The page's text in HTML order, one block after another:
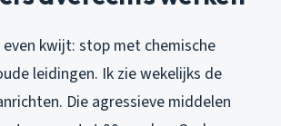
kwijt: stop met chemische
leidingen. Ik zie wekelijks de
Die agressieve middelen